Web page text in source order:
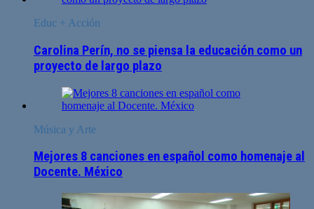
Educ + Acción
Carolina Perín, no se piensa la educación como un
proyecto de largo plazo
Música y Arte
Mejores 8 canciones en español como homenaje al
Docente. México